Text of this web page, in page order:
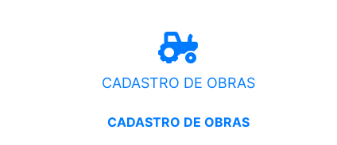
CADASTRO DE OBRAS
CADASTRO DE OBRAS